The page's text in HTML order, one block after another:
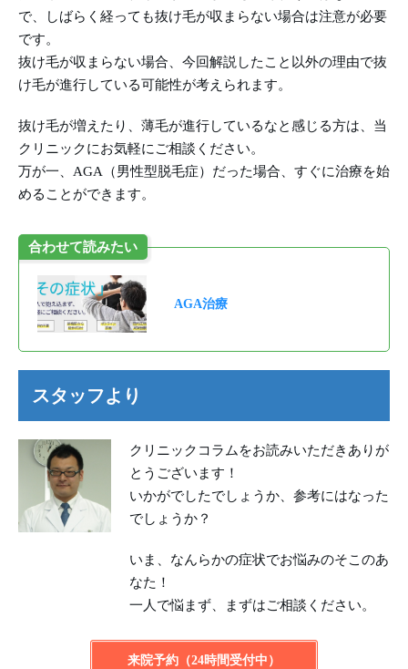
で、しばらく経っても抜け毛が収まらない場合は注意が必要
です。
抜け毛が収まらない場合、今回解説したこと以外の理由で抜
け毛が進行している可能性が考えられます。
抜け毛が増えたり、薄毛が進行しているなと感じる方は、当
クリニックにお気軽にご相談ください。
万が一、AGA（男性型脱毛症）だった場合、すぐに治療を始
めることができます。
合わせて読みたい
AGA治療
スタッフより
クリニックコラムをお読みいただきありが
とうございます！
いかがでしたでしょうか、参考にはなった
でしょうか？
いま、なんらかの症状でお悩みのそこのあ
なた！
一人で悩まず、まずはご相談ください。
来院予約（24時間受付中）